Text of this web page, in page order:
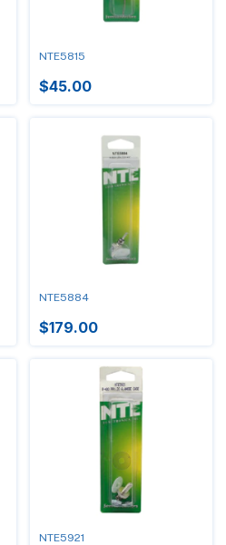
NTE5815
$45.00
NTE5884
$179.00
NTE5921